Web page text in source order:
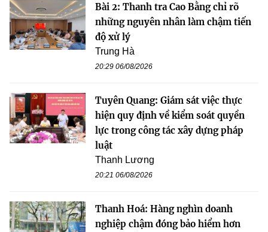
Bài 2: Thanh tra Cao Bằng chỉ rõ
những nguyên nhân làm chậm tiến
độ xử lý
Trung Hà
20:29 06/08/2026
Tuyên Quang: Giám sát việc thực
hiện quy định về kiểm soát quyền
lực trong công tác xây dựng pháp
luật
Thanh Lương
20:21 06/08/2026
Thanh Hoá: Hàng nghìn doanh
nghiệp chậm đóng bảo hiểm hơn